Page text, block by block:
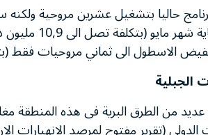
وحتى
الى ثماني مروحيات فقط (بتكلفة تصل إلى 13
الجبلية
من الطرق البرية فى هذه المنطقة